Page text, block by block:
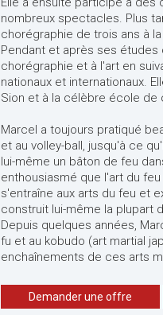
nombreux spectacles. Plus
chorégraphie de trois ans à
Pendant et après ses études
chorégraphie et à l'art en
nationaux et internationaux.
Sion et à la célèbre école de
Marcel a toujours pratiqué
et au volley-ball, jusqu'à ce
lui-même un bâton de feu
enthousiasmé que l'art du
s'entraîne aux arts du feu et
construit lui-même la plupart
Depuis quelques années,
fu et au kobudo (art martial
enchaînements de ces arts
Demander une offre